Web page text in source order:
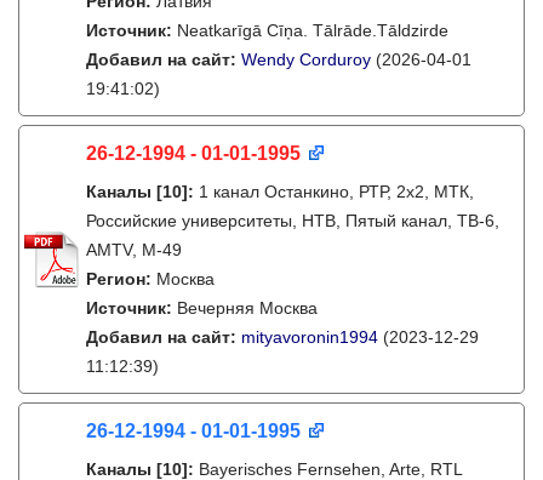
Источник: Neatkarīgā Cīņa. Tālrāde.Tāldzirde
Добавил на сайт: Wendy Corduroy (2026-04-01
19:41:02)
26-12-1994 - 01-01-1995
Каналы [10]: 1 канал Останкино, РТР, 2х2, МТК,
Российские университеты, НТВ, Пятый канал, ТВ-6,
AMTV, М-49
Регион: Москва
Источник: Вечерняя Москва
Добавил на сайт: mityavoronin1994 (2023-12-29
11:12:39)
26-12-1994 - 01-01-1995
Каналы [10]: Bayerisches Fernsehen, Arte, RTL